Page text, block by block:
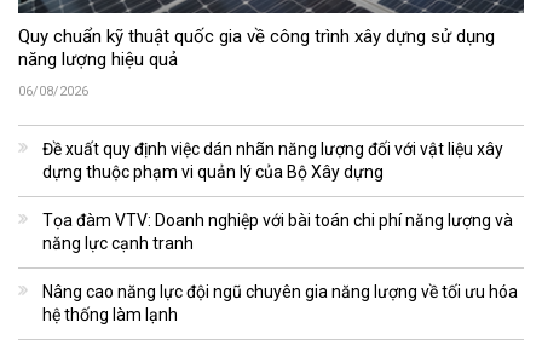
Quy chuẩn kỹ thuật quốc gia về công trình xây dựng sử dụng
năng lượng hiệu quả
06/08/2026
Đề xuất quy định việc dán nhãn năng lượng đối với vật liệu xây
dựng thuộc phạm vi quản lý của Bộ Xây dựng
Tọa đàm VTV: Doanh nghiệp với bài toán chi phí năng lượng và
năng lực cạnh tranh
Nâng cao năng lực đội ngũ chuyên gia năng lượng về tối ưu hóa
hệ thống làm lạnh